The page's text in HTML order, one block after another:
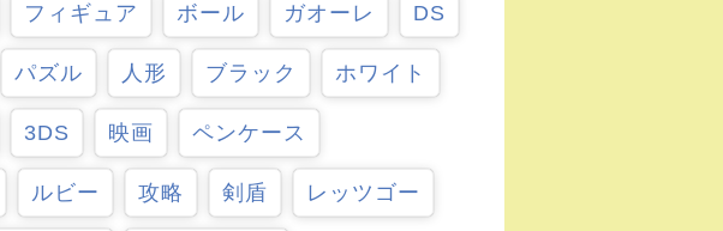
フィギュア ボール ガオーレ DS
パズル 人形 ブラック ホワイト
3DS 映画 ペンケース
ルビー 攻略 剣盾 レッツゴー